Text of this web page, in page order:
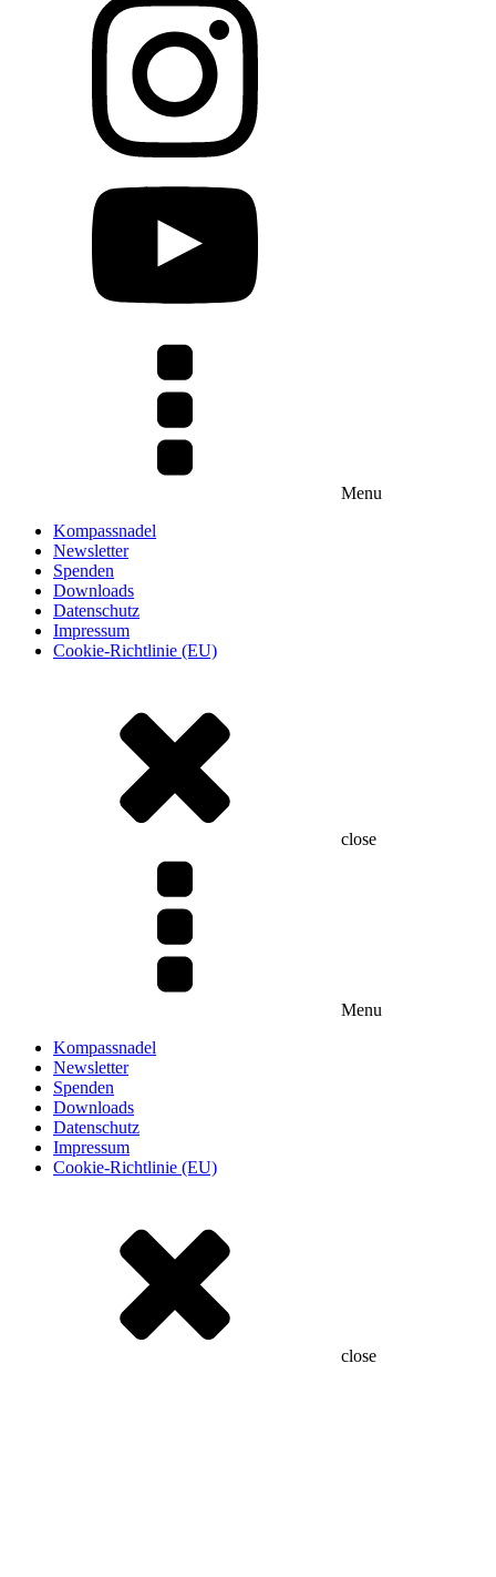
Menu
Kompassnadel
Newsletter
Spenden
Downloads
Datenschutz
Impressum
Cookie-Richtlinie (EU)
close
Menu
Kompassnadel
Newsletter
Spenden
Downloads
Datenschutz
Impressum
Cookie-Richtlinie (EU)
close